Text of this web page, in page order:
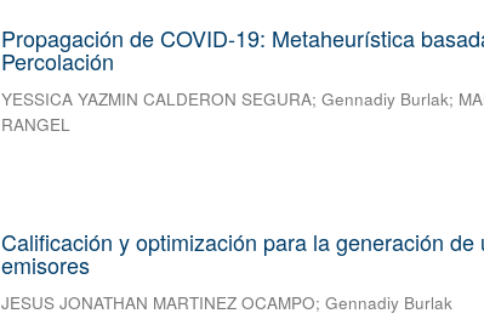
Propagación de COVID-19: Metaheurística
Percolación
YESSICA YAZMIN CALDERON SEGURA;Gennadiy Burlak;
RANGEL
Calificación y optimización para la generación
emisores
JESUS JONATHAN MARTINEZ OCAMPO;Gennadiy Burlak